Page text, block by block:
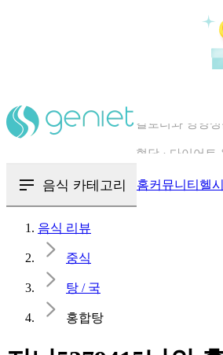
음식 카테고리 홈커뮤니티 헬
음식 리뷰
중식
탕 / 국
홍합탕